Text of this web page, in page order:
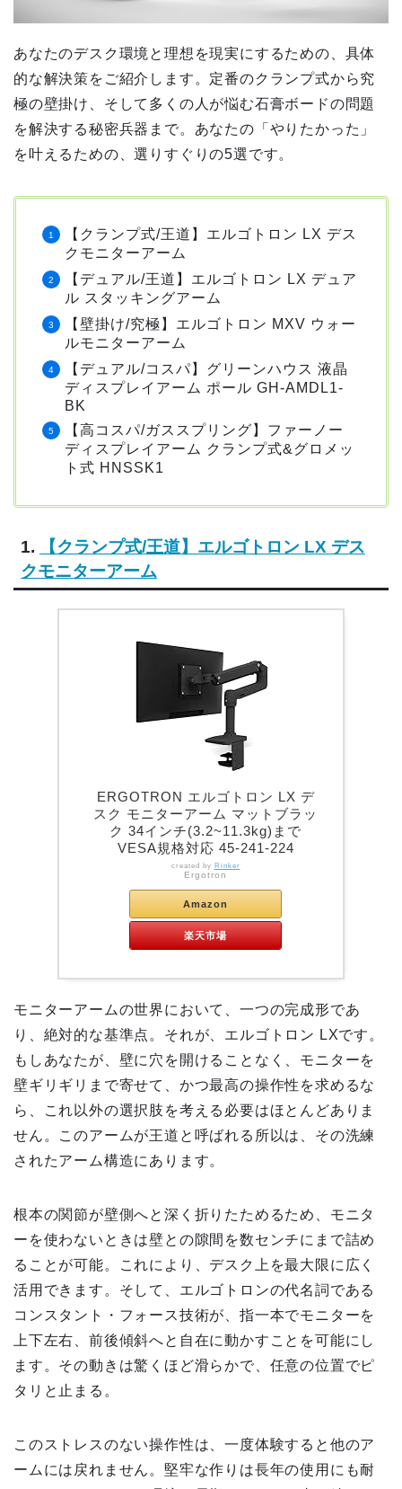
あなたのデスク環境と理想を現実にするための、具体
的な解決策をご紹介します。定番のクランプ式から究
極の壁掛け、そして多くの人が悩む石膏ボードの問題
を解決する秘密兵器まで。あなたの「やりたかった」
を叶えるための、選りすぐりの5選です。
【クランプ式/王道】エルゴトロン LX デス
クモニターアーム
【デュアル/王道】エルゴトロン LX デュア
ル スタッキングアーム
【壁掛け/究極】エルゴトロン MXV ウォー
ルモニターアーム
【デュアル/コスパ】グリーンハウス 液晶
ディスプレイアーム ポール GH-AMDL1-
BK
【高コスパ/ガススプリング】ファーノー
ディスプレイアーム クランプ式&グロメッ
ト式 HNSSK1
1.
【クランプ式/王道】エルゴトロン LX デス
クモニターアーム
ERGOTRON エルゴトロン LX デ
スク モニターアーム マットブラッ
ク 34インチ(3.2~11.3kg)まで
VESA規格対応 45-241-224
created by Rinker
Ergotron
Amazon
楽天市場
モニターアームの世界において、一つの完成形であ
り、絶対的な基準点。それが、エルゴトロン LXです。
もしあなたが、壁に穴を開けることなく、モニターを
壁ギリギリまで寄せて、かつ最高の操作性を求めるな
ら、これ以外の選択肢を考える必要はほとんどありま
せん。このアームが王道と呼ばれる所以は、その洗練
されたアーム構造にあります。
根本の関節が壁側へと深く折りたためるため、モニタ
ーを使わないときは壁との隙間を数センチにまで詰め
ることが可能。これにより、デスク上を最大限に広く
活用できます。そして、エルゴトロンの代名詞である
コンスタント・フォース技術が、指一本でモニターを
上下左右、前後傾斜へと自在に動かすことを可能にし
ます。その動きは驚くほど滑らかで、任意の位置でピ
タリと止まる。
このストレスのない操作性は、一度体験すると他のア
ームには戻れません。堅牢な作りは長年の使用にも耐